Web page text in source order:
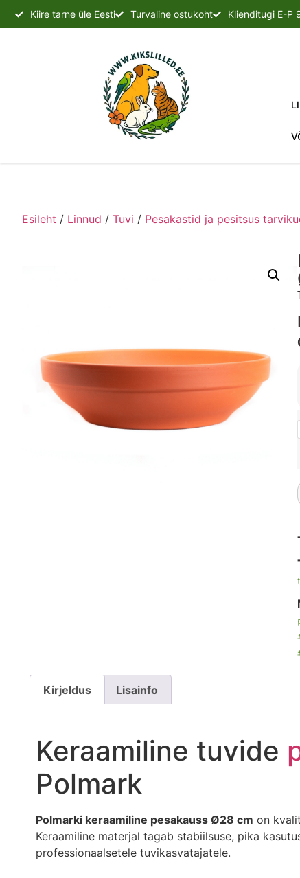
Kiire tarne üle Eesti Turvaline ostukoht Klienditugi E-P
Esileht / Linnud / Tuvi / Pesakastid ja pesitsus
Kirjeldus Lisainfo
Keraamiline tuvide
Polmark
Polmarki keraamiline pesakauss Ø28 cm on
Keraamiline materjal tagab stabiilsuse, pika
professionaalsetele tuvikasvatajatele.